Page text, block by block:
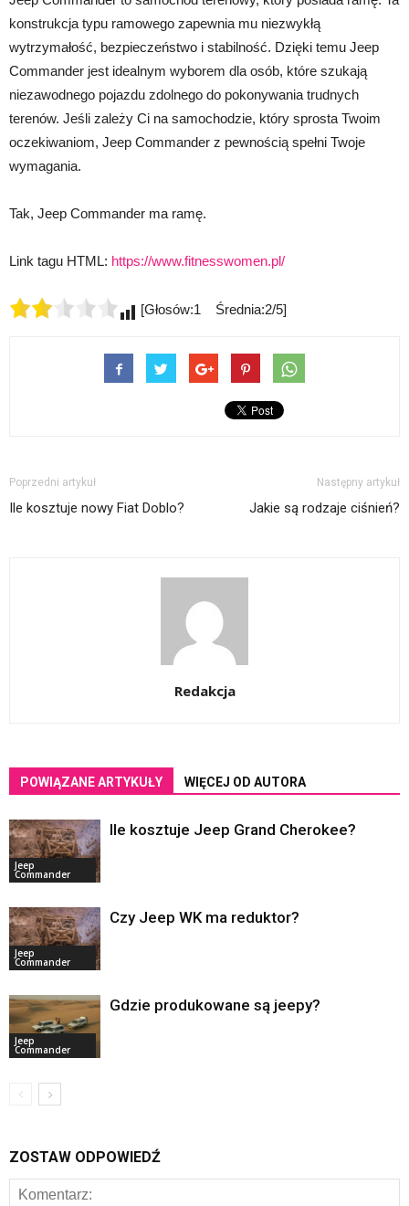
konstrukcja typu ramowego zapewnia mu niezwykłą
wytrzymałość, bezpieczeństwo i stabilność. Dzięki temu Jeep
Commander jest idealnym wyborem dla osób, które szukają
niezawodnego pojazdu zdolnego do pokonywania trudnych
terenów. Jeśli zależy Ci na samochodzie, który sprosta Twoim
oczekiwaniom, Jeep Commander z pewnością spełni Twoje
wymagania.
Tak, Jeep Commander ma ramę.
Link tagu HTML: https://www.fitnesswomen.pl/
[Głosów:1 Średnia:2/5]
Poprzedni artykuł
Ile kosztuje nowy Fiat Doblo?
Następny artykuł
Jakie są rodzaje ciśnień?
Redakcja
POWIĄZANE ARTYKUŁY WIĘCEJ OD AUTORA
Jeep
Commander
Ile kosztuje Jeep Grand Cherokee?
Jeep
Commander
Czy Jeep WK ma reduktor?
Jeep
Commander
Gdzie produkowane są jeepy?
ZOSTAW ODPOWIEDŹ